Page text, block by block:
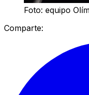
Foto: equipo
Comparte: